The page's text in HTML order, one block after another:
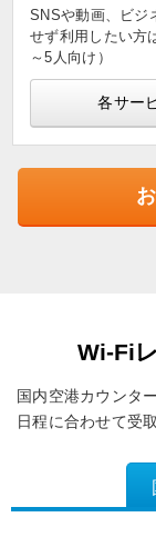
SNSや動画、ビジ
せず利用したい方
～5人向け）
各サー
Wi-Fi
国内空港カウンタ
日程に合わせて受